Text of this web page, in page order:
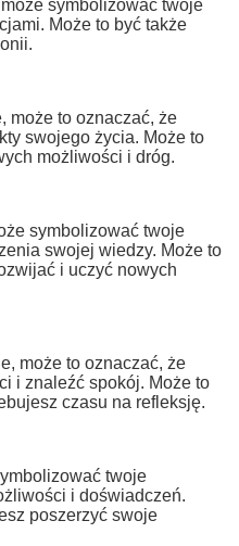
symbolizować twoje
Może to być także
może to oznaczać, że
swojego życia. Może to
możliwości i dróg.
symbolizować twoje
swojej wiedzy. Może to
i uczyć nowych
może to oznaczać, że
i znaleźć spokój. Może to
czasu na refleksję.
twoje
i doświadczeń.
poszerzyć swoje